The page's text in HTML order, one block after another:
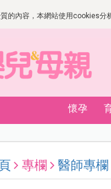
的內容，本網站使用cookies
懷孕
專欄 醫師專欄